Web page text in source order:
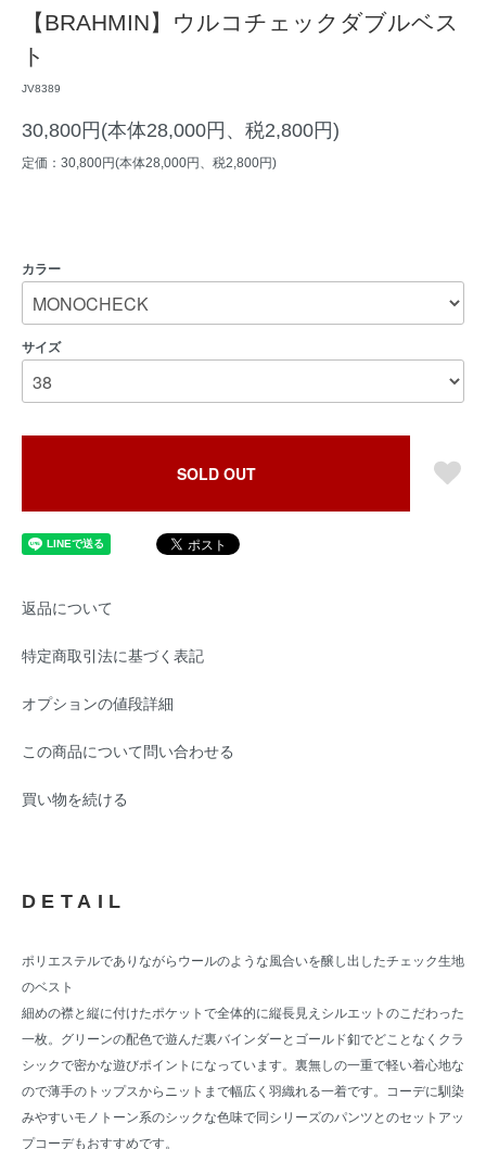
【BRAHMIN】ウルコチェックダブルベス
ト
JV8389
30,800円(本体28,000円、税2,800円)
定価：30,800円(本体28,000円、税2,800円)
カラー
サイズ
SOLD OUT
返品について
特定商取引法に基づく表記
オプションの値段詳細
この商品について問い合わせる
買い物を続ける
DETAIL
ポリエステルでありながらウールのような風合いを醸し出したチェック生地
のベスト
細めの襟と縦に付けたポケットで全体的に縦長見えシルエットのこだわった
一枚。グリーンの配色で遊んだ裏バインダーとゴールド釦でどことなくクラ
シックで密かな遊びポイントになっています。裏無しの一重で軽い着心地な
ので薄手のトップスからニットまで幅広く羽織れる一着です。コーデに馴染
みやすいモノトーン系のシックな色味で同シリーズのパンツとのセットアッ
プコーデもおすすめです。